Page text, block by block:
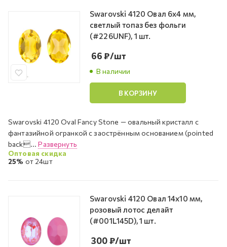
Оптовая скидка
25% от 24шт
Swarovski 4120 Овал 6х4 мм,
светлый топаз без фольги
(#226UNF), 1 шт.
В наличии
66₽/шт
В КОРЗИНУ
Swarovski 4120 Oval Fancy Stone — овальный кристалл с
фантазийной огранкой с заострённым основанием (pointed
back...Развернуть
Swarovski 4120 Овал 14х10 мм,
розовый лотос делайт
(#001L145D), 1 шт.
300₽/шт